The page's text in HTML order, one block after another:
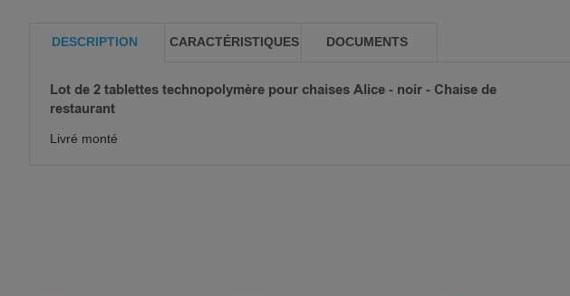
DESCRIPTION
Lot de 2 tablettes technopolymère pour chaises Alice - noir - Chaise de
restaurant
Livré monté
CARACTÉRISTIQUES DOCUMENTS